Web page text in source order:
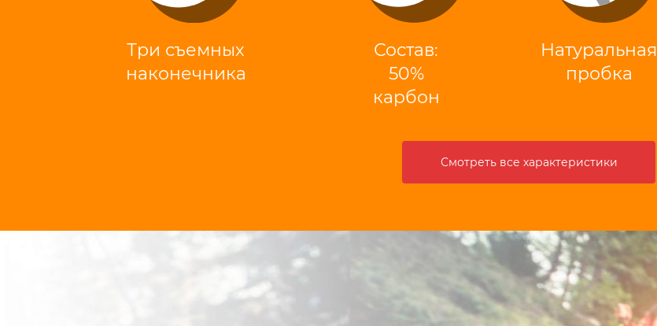
Три съемных
наконечника
Состав:
50%
карбон
Натуральная
пробка
Смотреть все характеристики